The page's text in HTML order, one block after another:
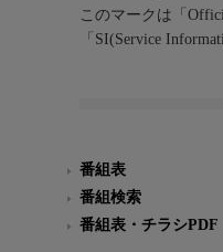
このマークは「
「SI(Service
番組表
番組検索
番組表・チラシPDF